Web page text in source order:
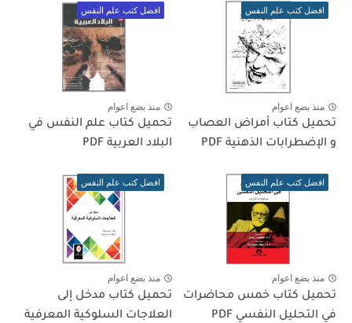
افضل كتب علم النفس
منذ بضع اعوام
تحميل كتاب أمراض العصاب
و الإضطرابات الذهنية PDF
افضل كتب علم النفس
منذ بضع اعوام
تحميل كتاب علم النفس في
البلاد العربية PDF
افضل كتب علم النفس
منذ بضع اعوام
تحميل كتاب خمس محاضرات
في التحليل النفسي PDF
افضل كتب علم النفس
منذ بضع اعوام
تحميل كتاب مدخل إلى
العلاجات السلوكية المعرفية